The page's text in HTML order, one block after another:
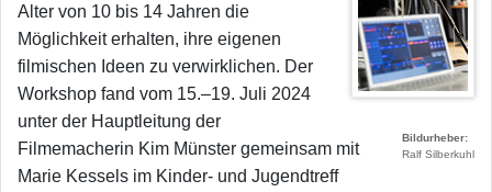
Bildurheber
Ralf Silberkuhl
Alter von 10 bis 14 Jahren die
Möglichkeit erhalten, ihre eigenen
filmischen Ideen zu verwirklichen. Der
Workshop fand vom 15.–19. Juli 2024
unter der Hauptleitung der
Filmemacherin Kim Münster gemeinsam mit
Marie Kessels im Kinder- und Jugendtreff